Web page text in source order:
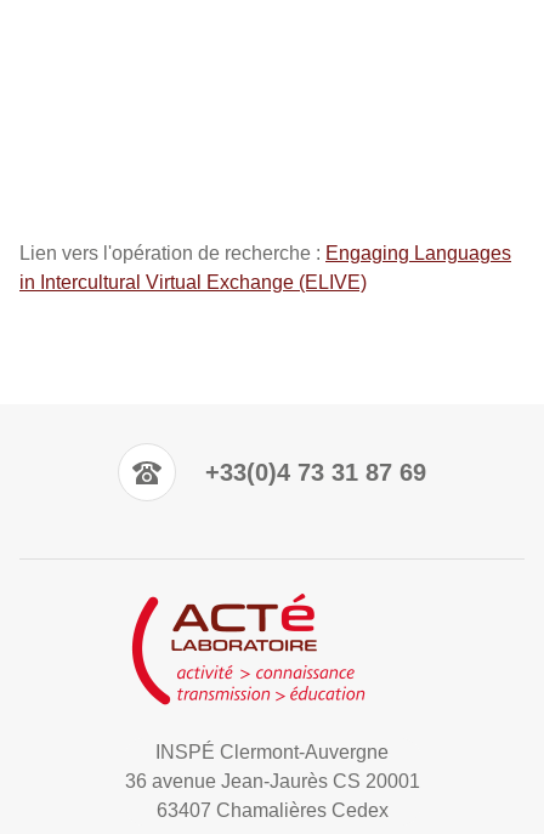
Lien vers l'opération de recherche : Engaging Languages
in Intercultural Virtual Exchange (ELIVE)
+33(0)4 73 31 87 69
INSPÉ Clermont-Auvergne
36 avenue Jean-Jaurès CS 20001
63407 Chamalières Cedex